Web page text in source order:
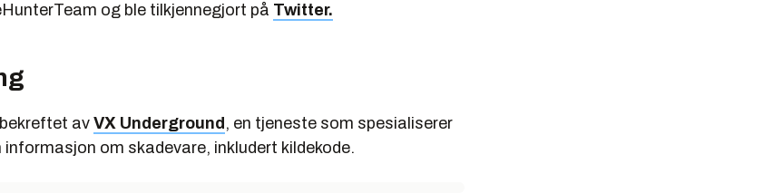
og ble tilkjennegjort på Twitter.
av VX Underground , en tjeneste som spesialiserer
informasjon om skadevare, inkludert kildekode.